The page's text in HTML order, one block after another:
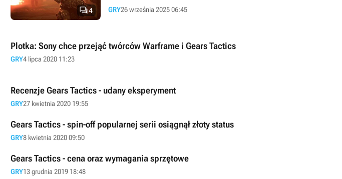
4 GRY26 września 2025 06:45
Plotka: Sony chce przejąć twórców Warframe i Gears Tactics
GRY4 lipca 2020 11:23
Recenzje Gears Tactics - udany eksperyment
GRY27 kwietnia 2020 19:55
Gears Tactics - spin-off popularnej serii osiągnął złoty status
GRY8 kwietnia 2020 09:50
Gears Tactics - cena oraz wymagania sprzętowe
GRY13 grudnia 2019 18:48